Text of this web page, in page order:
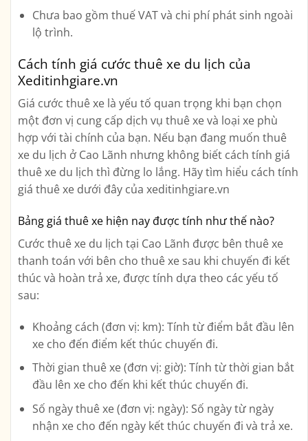
Chưa bao gồm thuế VAT và chi phí phát sinh ngoài
lộ trình.
Cách tính giá cước thuê xe du lịch của
Xeditinhgiare.vn
Giá cước thuê xe là yếu tố quan trọng khi bạn chọn
một đơn vị cung cấp dịch vụ thuê xe và loại xe phù
hợp với tài chính của bạn. Nếu bạn đang muốn thuê
xe du lịch ở Cao Lãnh nhưng không biết cách tính giá
thuê xe du lịch thì đừng lo lắng. Hãy tìm hiểu cách tính
giá thuê xe dưới đây của xeditinhgiare.vn
Bảng giá thuê xe hiện nay được tính như thế nào?
Cước thuê xe du lịch tại Cao Lãnh được bên thuê xe
thanh toán với bên cho thuê xe sau khi chuyến đi kết
thúc và hoàn trả xe, được tính dựa theo các yếu tố
sau:
Khoảng cách (đơn vị: km): Tính từ điểm bắt đầu lên
xe cho đến điểm kết thúc chuyến đi.
Thời gian thuê xe (đơn vị: giờ): Tính từ thời gian bắt
đầu lên xe cho đến khi kết thúc chuyến đi.
Số ngày thuê xe (đơn vị: ngày): Số ngày từ ngày
nhận xe cho đến ngày kết thúc chuyến đi và trả xe.